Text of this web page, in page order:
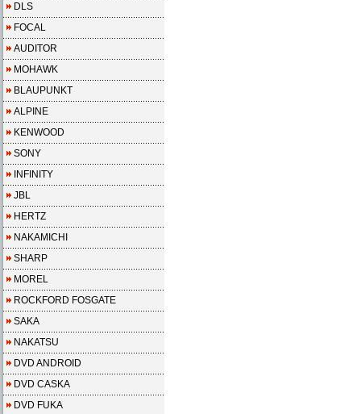
DLS
FOCAL
AUDITOR
MOHAWK
BLAUPUNKT
ALPINE
KENWOOD
SONY
INFINITY
JBL
HERTZ
NAKAMICHI
SHARP
MOREL
ROCKFORD FOSGATE
SAKA
NAKATSU
DVD ANDROID
DVD CASKA
DVD FUKA